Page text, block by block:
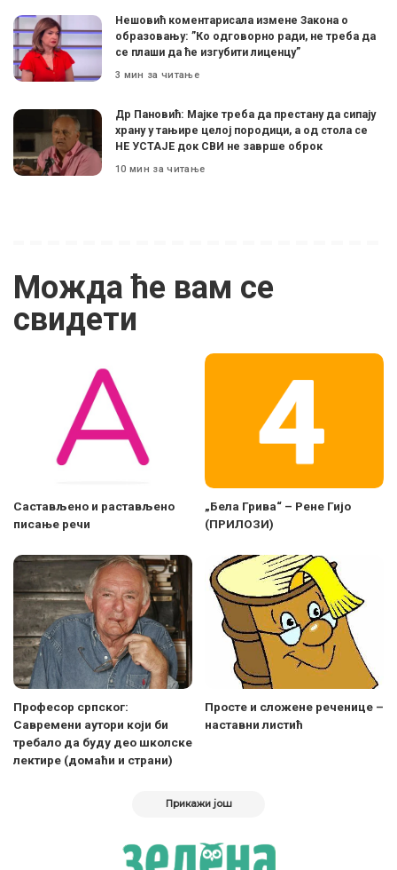
Нешовић коментарисала измене Закона о
образовању: ”Ко одговорно ради, не треба да
се плаши да ће изгубити лиценцу”
3 мин за читање
Др Пановић: Мајке треба да престану да сипају
храну у тањире целој породици, а од стола се
НЕ УСТАЈЕ док СВИ не заврше оброк
10 мин за читање
Можда ће вам се
свидети
Састављено и растављено
писање речи
„Бела Грива“ – Рене Гијо
(ПРИЛОЗИ)
Професор српског:
Савремени аутори који би
требало да буду део школске
лектире (домаћи и страни)
Просте и сложене реченице –
наставни листић
Прикажи још